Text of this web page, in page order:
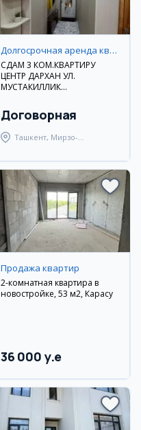
Долгосрочная аренда квартир
СДАМ 3 КОМ.КВАРТИРУ
ЦЕНТР ДАРХАН УЛ.
МУСТАКИЛЛИК
Договорная
Ташкент, Мирзо-
Продажа квартир
2-комнатная квартира в
новостройке, 53 м2, Карасу
36 000 y.e